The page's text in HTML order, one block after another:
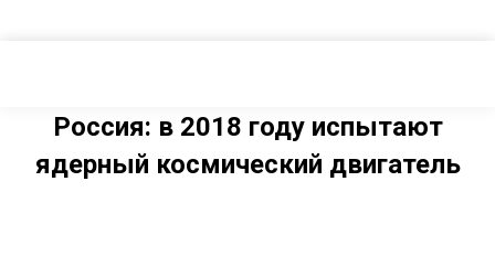
Россия: в 2018 году испытают
ядерный космический двигатель